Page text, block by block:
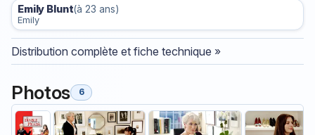
Emily Blunt(à 23 ans)
Emily
Distribution complète et fiche technique »
Photos 6